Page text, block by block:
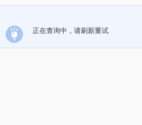
正在查询中，请刷新重试